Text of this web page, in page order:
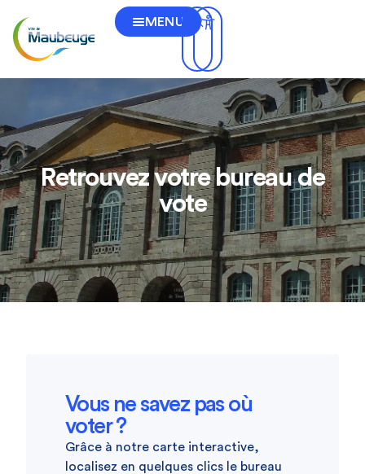
MENU
Retrouvez votre bureau de
vote
Vous ne savez pas où
voter ?
Grâce à notre carte interactive,
localisez en quelques clics le bureau